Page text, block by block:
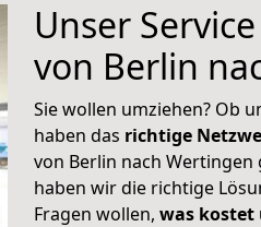
Unser
von Berlin
Sie wollen umziehen? Ob
haben das richtige
von Berlin nach Wertingen
haben wir die richtige
Fragen wollen, was kostet